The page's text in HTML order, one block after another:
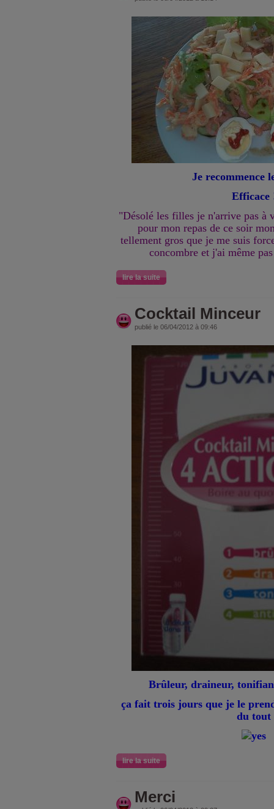
Je recommence
Efficace
"Désolé les filles je n'arrive pas à
pour mon repas de ce soir
tellement gros que je me suis
concombre et j'ai même
lire la suite
Cocktail Minceur
publié le 06/04/2012 à 09:46
Brûleur, draineur,
ça fait trois jours que je le
du tout
lire la suite
Merci